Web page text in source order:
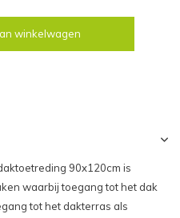
winkelwagen
90x120cm is
waarbij toegang tot het dak
tot het dakterras als